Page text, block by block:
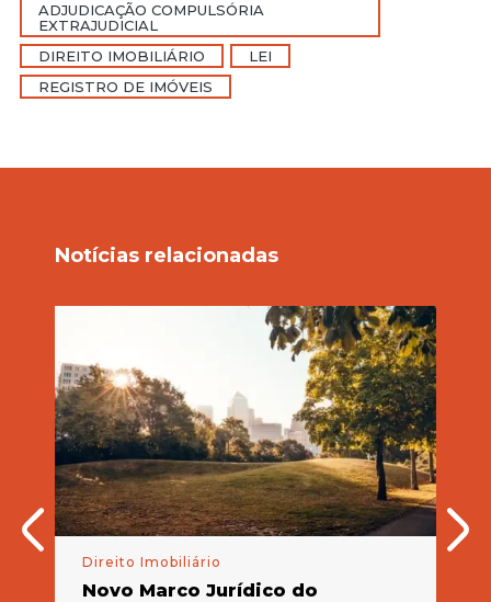
ADJUDICAÇÃO COMPULSÓRIA
EXTRAJUDICIAL
DIREITO IMOBILIÁRIO
LEI
REGISTRO DE IMÓVEIS
Notícias relacionadas
Direito Imobiliário
Novo Marco Jurídico do